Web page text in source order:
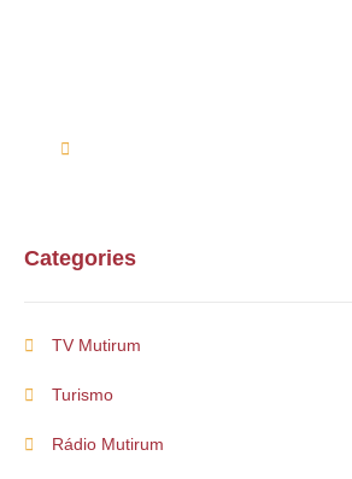
Categories
TV Mutirum
Turismo
Rádio Mutirum